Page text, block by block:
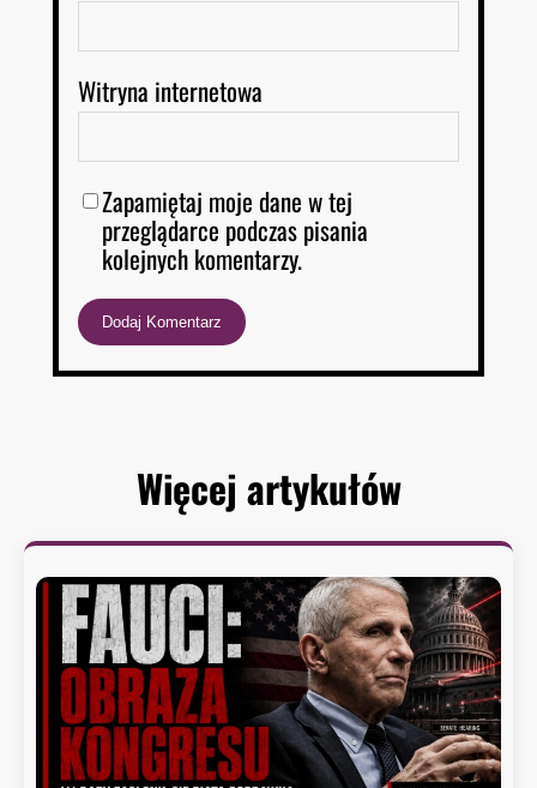
Witryna internetowa
Zapamiętaj moje dane w tej
przeglądarce podczas pisania
kolejnych komentarzy.
Więcej artykułów